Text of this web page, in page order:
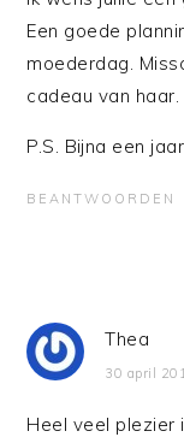
Een goede
moederdag.
cadeau van haar.
P.S. Bijna een
BEANTWOORDEN
Thea
30 april
Heel veel plezier